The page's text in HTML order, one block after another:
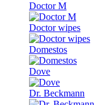
Doctor M
Doctor wipes
Domestos
Dove
Dr. Beckmann